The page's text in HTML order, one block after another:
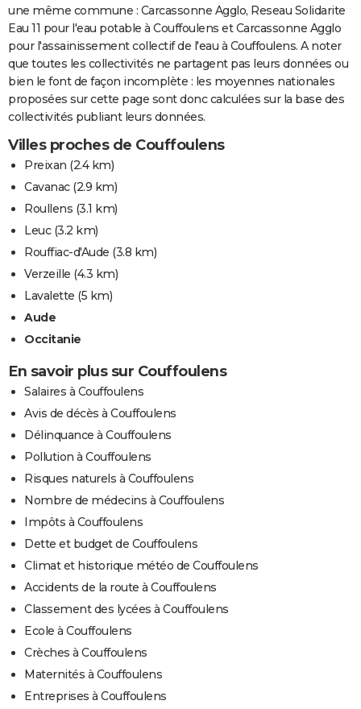
une même commune : Carcassonne Agglo, Reseau Solidarite
Eau 11 pour l'eau potable à Couffoulens et Carcassonne Agglo
pour l'assainissement collectif de l'eau à Couffoulens. A noter
que toutes les collectivités ne partagent pas leurs données ou
bien le font de façon incomplète : les moyennes nationales
proposées sur cette page sont donc calculées sur la base des
collectivités publiant leurs données.
Villes proches de Couffoulens
Preixan (2.4 km)
Cavanac(2.9 km)
Roullens (3.1 km)
Leuc(3.2 km)
Rouffiac-d'Aude (3.8 km)
Verzeille (4.3 km)
Lavalette (5 km)
Aude
Occitanie
En savoir plus sur Couffoulens
Salaires à Couffoulens
Avis de décès à Couffoulens
Délinquance à Couffoulens
Pollution à Couffoulens
Risques naturels à Couffoulens
Nombre de médecins à Couffoulens
Impôts à Couffoulens
Dette et budget de Couffoulens
Climat et historique météo de Couffoulens
Accidents de la route à Couffoulens
Classement des lycées à Couffoulens
Ecole à Couffoulens
Crèches à Couffoulens
Maternités à Couffoulens
Entreprises à Couffoulens